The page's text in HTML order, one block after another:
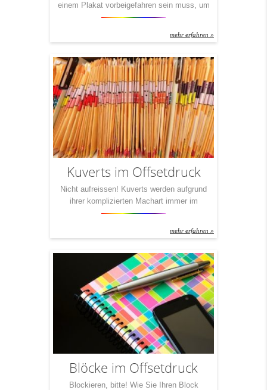
einem Plakat vorbeigefahren sein muss, um
es registriert zu haben? Im Schnitt 30 Mal!
Richtig. Aber dies ist ein Mittelwert. Einer, in
eingerechnet sind. Machen Sie es besser und
Ihr Plakat wird seine Wirkung […]
mehr erfahren »
Kuverts im Offsetdruck
Nicht aufreissen! Kuverts werden aufgrund
ihrer komplizierten Machart immer im
Offsetverfahren gedruckt. Das hat aber noch
kann seinen Kuverts einen ganz besonderen
wir Ihnen, mit nur einem Postwurf schon in
Erinnerung zu bleiben. Denn mit ein bisschen
Kreativität kann jeder seinen ganz
persönlichen […]
mehr erfahren »
Blöcke im Offsetdruck
Blockieren, bitte! Wie Sie Ihren Block